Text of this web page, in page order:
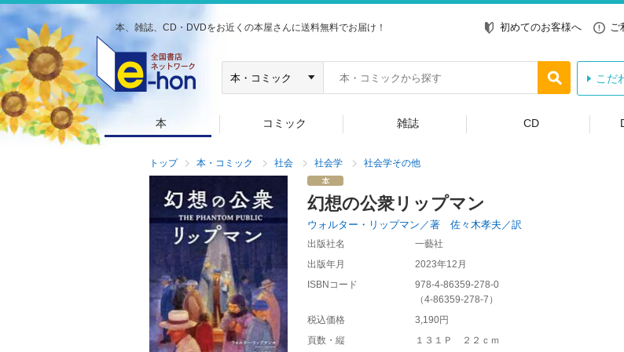
本、雑誌、CD・DVDをお近くの本屋さんに送料無料でお届け！ 初めてのお客様へ ご
こだ
本 コミック 雑誌 CD
トップ 本・コミック 社会 社会学 社会学その他
幻想の公衆リップマン
ウォルター・リップマン／著 佐々木孝夫／訳
出版社名
一藝社
出版年月
2023年12月
ISBNコード
978-4-86359-278-0
（4-86359-278-7 ）
税込価格
3,190円
頁数・縦
１３１Ｐ ２２ｃｍ